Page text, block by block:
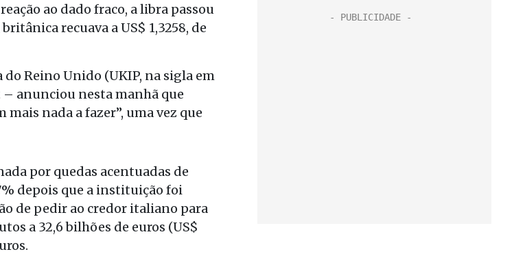
ao dado fraco, a libra passou
recuava a US$ 1,3258, de
Reino Unido (UKIP, na sigla em
anunciou nesta manhã que
nada a fazer”, uma vez que
por quedas acentuadas de
depois que a instituição foi
de pedir ao credor italiano para
a 32,6 bilhões de euros (US$